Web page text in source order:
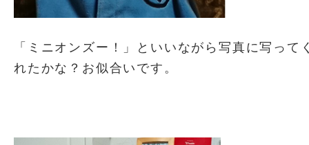
「ミニオンズー！」といいながら写真に写って
れたかな？お似合いです。